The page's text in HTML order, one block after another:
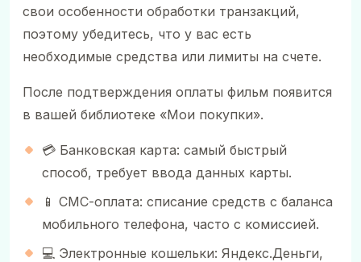
свои особенности обработки транзакций,
поэтому убедитесь, что у вас есть
необходимые средства или лимиты на счете.
После подтверждения оплаты фильм появится
в вашей библиотеке «Мои покупки».
💳 Банковская карта: самый быстрый
способ, требует ввода данных карты.
📱 СМС-оплата: списание средств с баланса
мобильного телефона, часто с комиссией.
💻 Электронные кошельки: Яндекс.Деньги,